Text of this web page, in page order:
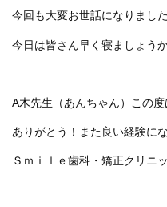
今回も大変お世話になりました
今日は皆さん早く寝ましょうか
A木先生（あんちゃん）この度
ありがとう！また良い経験に
Ｓｍｉｌｅ歯科・矯正クリニ